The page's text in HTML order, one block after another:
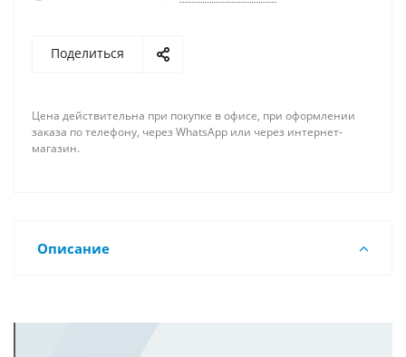
Поделиться
Цена действительна при покупке в офисе, при оформлении
заказа по телефону, через WhatsApp или через интернет-
магазин.
Описание